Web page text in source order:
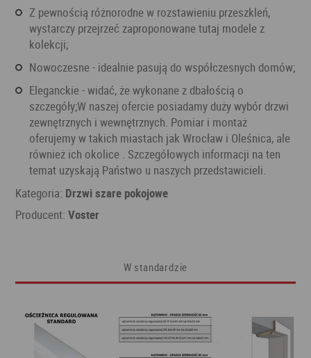
z pewnością różnorodne w rozstawieniu przeszkleń,
wystarczy przejrzeć zaproponowane tutaj modele z
kolekcji;
nowoczesne - idealnie pasują do współczesnych domów;
eleganckie - widać, że wykonane z dbałością o
szczegóły;W naszej ofercie posiadamy duży wybór drzwi
zewnętrznych i wewnętrznych. Pomiar i montaż
oferujemy w takich miastach jak Wrocław i Oleśnica, ale
również ich okolice . Szczegółowych informacji na ten
temat uzyskają Państwo u naszych przedstawicieli.
Kategoria: Drzwi szare pokojowe
Producent:Voster
W standardzie